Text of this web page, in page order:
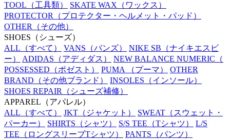
TOOL （工具類） SKATE WAX （ワックス）
PROTECTOR （プロテクター・ヘルメット・パッド）
OTHER （その他）
SHOES （シューズ）
ALL （すべて） VANS （バンズ） NIKE SB （ナイキエスビ
ー）
ADIDAS （アディダス） NEW BALANCE NUMERIC （
POSSESSED （ポゼスト） PUMA （プーマ）
OTHER
BRAND （その他ブランド） INSOLES （インソール）
SHOES REPAIR （シューズ補修）
APPAREL （アパレル）
ALL （すべて） JKT （ジャケット） SWEAT （スウェット・
パーカー）
SHIRTS （シャツ） S/S TEE （Tシャツ）
L/S
TEE （ロングスリーブTシャツ） PANTS （パンツ）